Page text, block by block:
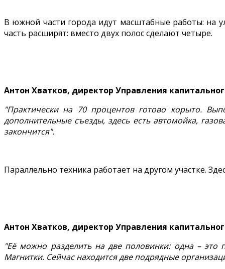
В южной части города идут масштабные работы: на
часть расширят: вместо двух полос сделают четыре.
Антон Хватков, директор Управления
"Практически на 70 процентов готово корыто.
дополнительные съезды, здесь есть автомойка,
закончится".
Параллельно техника работает на другом участке.
Антон Хватков, директор Управления
"Её можно разделить на две половинки: одна – это
Магнитки. Сейчас находится две подрядные